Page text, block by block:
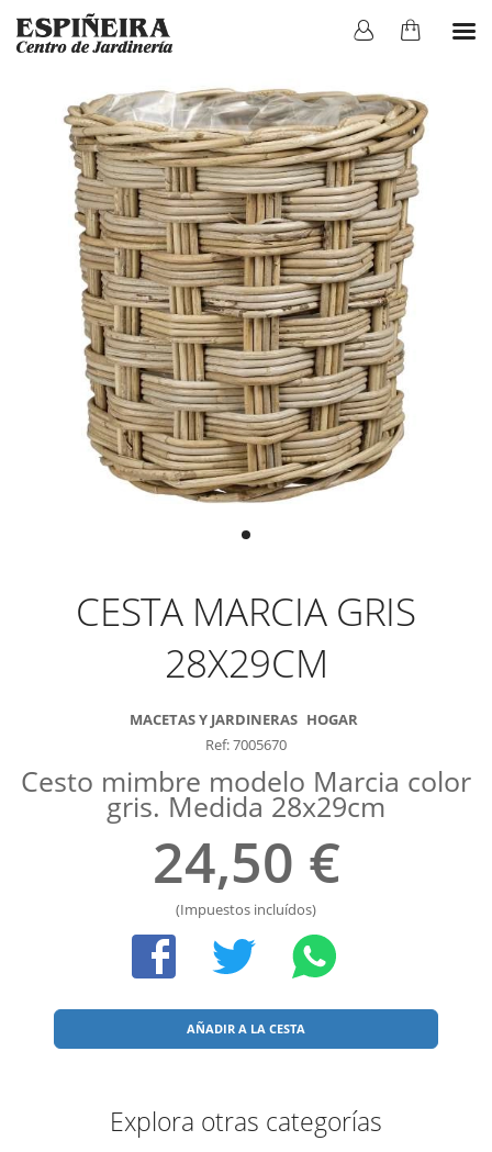
CESTA MARCIA GRIS
28X29CM
MACETAS Y JARDINERAS HOGAR
Ref: 7005670
Cesto mimbre modelo Marcia color
gris. Medida 28x29cm
24,50 €
(Impuestos incluídos)
AÑADIR A LA CESTA
Explora otras categorías